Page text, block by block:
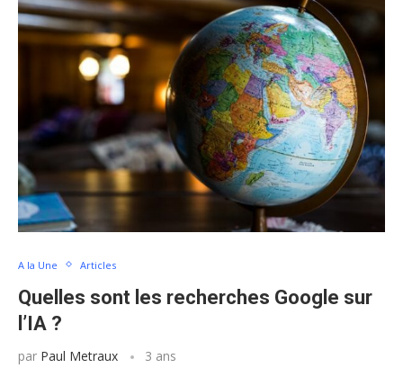
A la Une Articles
Quelles sont les recherches Google sur
l’IA ?
par Paul Metraux 3 ans